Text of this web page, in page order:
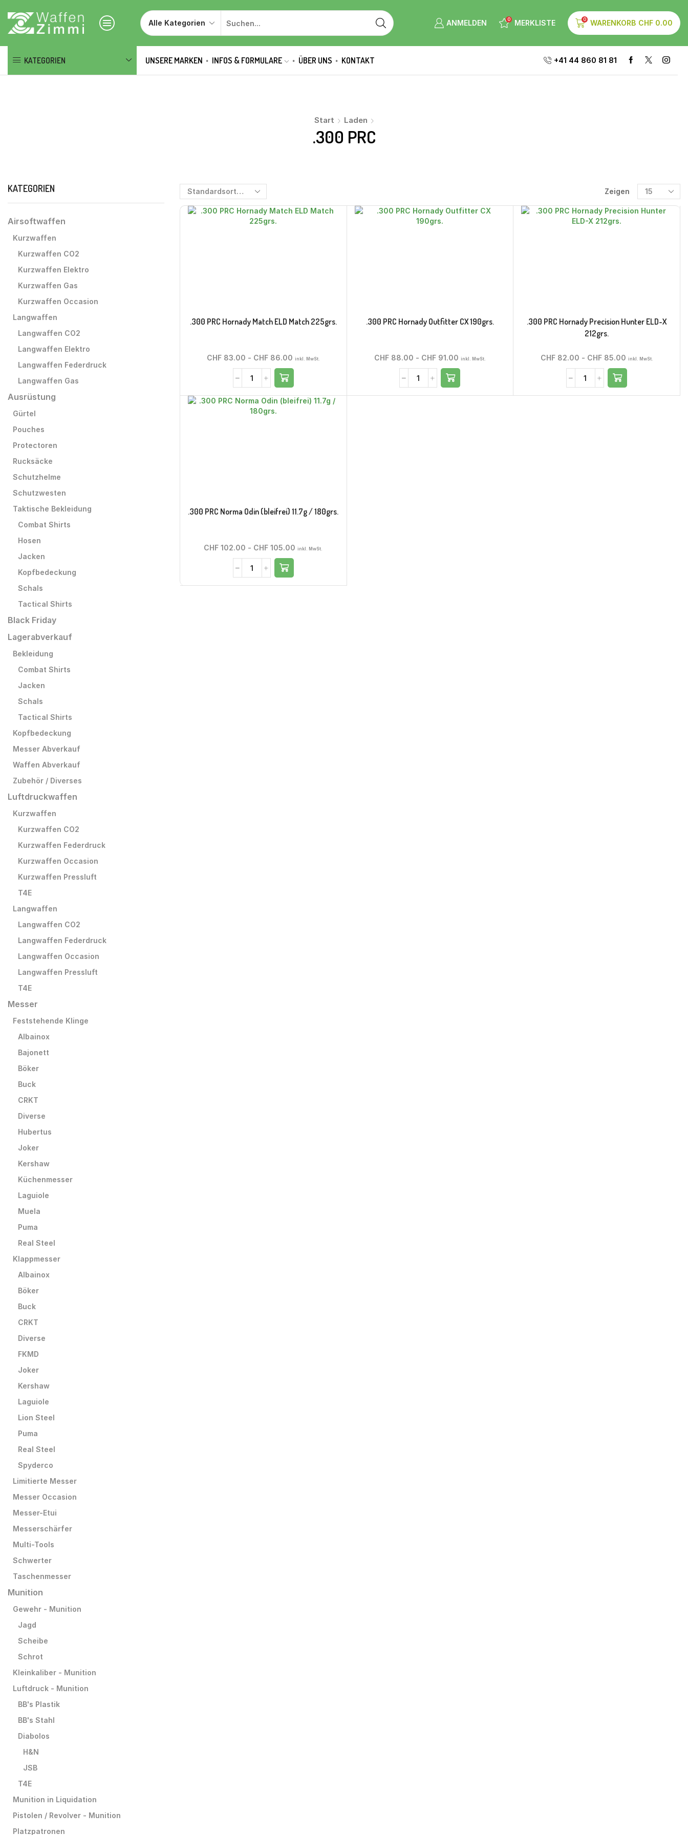
ANMELDEN 0 MERKLISTE 0 WARENKORB CHF0.00
KATEGORIEN UNSERE MARKEN INFOS & FORMULARE ÜBER UNS KONTAKT +41 44 860 81 81
Start Laden
.300 PRC
Zeigen
.300 PRC Hornady Match ELD Match 225grs.
CHF83.00 - CHF86.00 inkl. MwSt.
.300 PRC Hornady Outfitter CX 190grs.
CHF88.00 - CHF91.00 inkl. MwSt.
.300 PRC Hornady Precision Hunter ELD-X
212grs.
CHF82.00 - CHF85.00 inkl. MwSt.
.300 PRC Norma Odin (bleifrei) 11.7g / 180grs.
CHF 102.00 - CHF 105.00 inkl. MwSt.
KATEGORIEN
Airsoftwaffen
Kurzwaffen
Kurzwaffen CO2
Kurzwaffen Elektro
Kurzwaffen Gas
Kurzwaffen Occasion
Langwaffen
Langwaffen CO2
Langwaffen Elektro
Langwaffen Federdruck
Langwaffen Gas
Ausrüstung
Gürtel
Pouches
Protectoren
Rucksäcke
Schutzhelme
Schutzwesten
Taktische Bekleidung
Combat Shirts
Hosen
Jacken
Kopfbedeckung
Schals
Tactical Shirts
Black Friday
Lagerabverkauf
Bekleidung
Combat Shirts
Jacken
Schals
Tactical Shirts
Kopfbedeckung
Messer Abverkauf
Waffen Abverkauf
Zubehör / Diverses
Luftdruckwaffen
Kurzwaffen
Kurzwaffen CO2
Kurzwaffen Federdruck
Kurzwaffen Occasion
Kurzwaffen Pressluft
T4E
Langwaffen
Langwaffen CO2
Langwaffen Federdruck
Langwaffen Occasion
Langwaffen Pressluft
T4E
Messer
Feststehende Klinge
Albainox
Bajonett
Böker
Buck
CRKT
Diverse
Hubertus
Joker
Kershaw
Küchenmesser
Laguiole
Muela
Puma
Real Steel
Klappmesser
Albainox
Böker
Buck
CRKT
Diverse
FKMD
Joker
Kershaw
Laguiole
Lion Steel
Puma
Real Steel
Spyderco
Limitierte Messer
Messer Occasion
Messer-Etui
Messerschärfer
Multi-Tools
Schwerter
Taschenmesser
Munition
Gewehr - Munition
Jagd
Scheibe
Schrot
Kleinkaliber - Munition
Luftdruck - Munition
BB's Plastik
BB's Stahl
Diabolos
H&N
JSB
T4E
Munition in Liquidation
Pistolen / Revolver - Munition
Platzpatronen